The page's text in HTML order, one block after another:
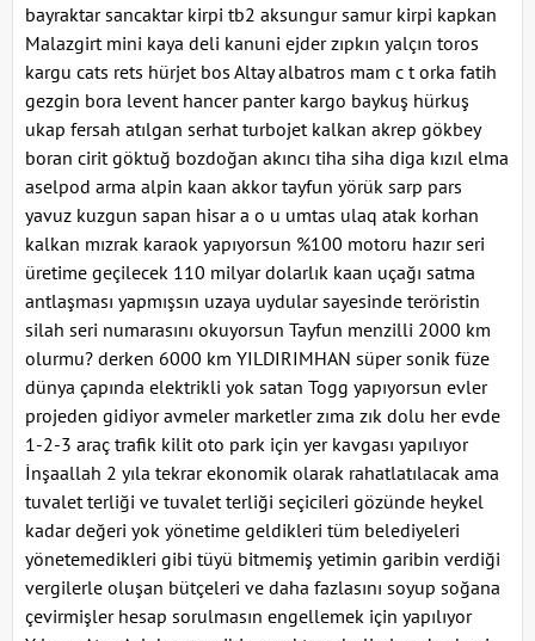
bayraktar sancaktar kirpi tb2 aksungur samur kirpi kapkan
Malazgirt mini kaya deli kanuni ejder zıpkın yalçın toros
kargu cats rets hürjet bos Altay albatros mam c t orka fatih
gezgin bora levent hancer panter kargo baykuş hürkuş
ukap fersah atılgan serhat turbojet kalkan akrep gökbey
boran cirit göktuğ bozdoğan akıncı tiha siha diga kızıl elma
aselpod arma alpin kaan akkor tayfun yörük sarp pars
yavuz kuzgun sapan hisar a o u umtas ulaq atak korhan
kalkan mızrak karaok yapıyorsun %100 motoru hazır seri
üretime geçilecek 110 milyar dolarlık kaan uçağı satma
antlaşması yapmışsın uzaya uydular sayesinde teröristin
silah seri numarasını okuyorsun Tayfun menzilli 2000 km
olurmu? derken 6000 km YILDIRIMHAN süper sonik füze
dünya çapında elektrikli yok satan Togg yapıyorsun evler
projeden gidiyor avmeler marketler zıma zık dolu her evde
1-2-3 araç trafik kilit oto park için yer kavgası yapılıyor
İnşaallah 2 yıla tekrar ekonomik olarak rahatlatılacak ama
tuvalet terliği ve tuvalet terliği seçicileri gözünde heykel
kadar değeri yok yönetime geldikleri tüm belediyeleri
yönetemedikleri gibi tüyü bitmemiş yetimin garibin verdiği
vergilerle oluşan bütçeleri ve daha fazlasını soyup soğana
çevirmişler hesap sorulmasın engellemek için yapılıyor